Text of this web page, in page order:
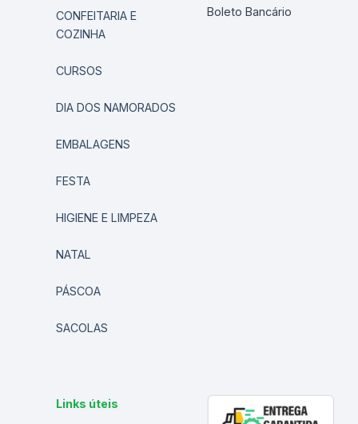
CONFEITARIA E
COZINHA
CURSOS
DIA DOS NAMORADOS
EMBALAGENS
FESTA
HIGIENE E LIMPEZA
NATAL
PÁSCOA
SACOLAS
Boleto Bancário
Links úteis